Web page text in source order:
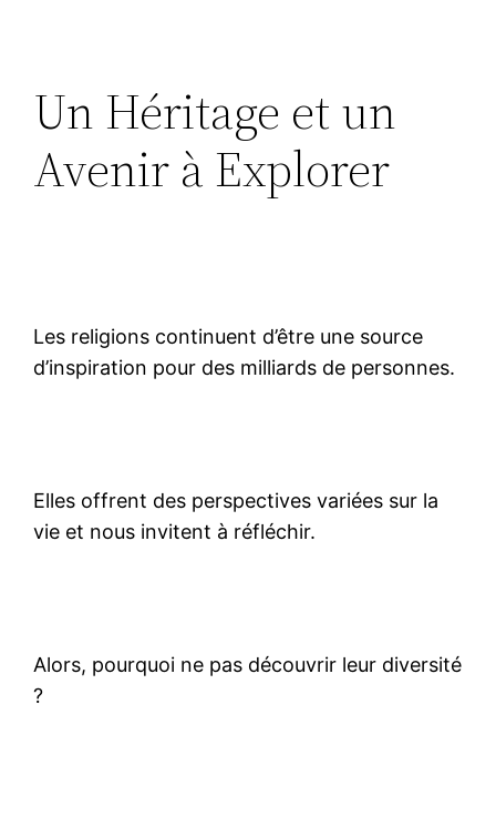
Un Héritage et un
Avenir à Explorer
Les religions continuent d’être une source
d’inspiration pour des milliards de personnes.
Elles offrent des perspectives variées sur la
vie et nous invitent à réfléchir.
Alors, pourquoi ne pas découvrir leur diversité
?